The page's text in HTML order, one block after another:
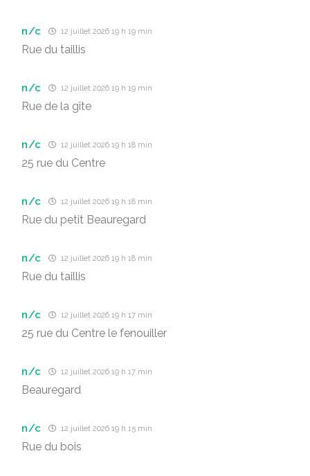
n/c 12 juillet 2026 19 h 19 min
Rue du taillis
n/c 12 juillet 2026 19 h 19 min
Rue de la gîte
n/c 12 juillet 2026 19 h 18 min
25 rue du Centre
n/c 12 juillet 2026 19 h 18 min
Rue du petit Beauregard
n/c 12 juillet 2026 19 h 18 min
Rue du taillis
n/c 12 juillet 2026 19 h 17 min
25 rue du Centre le fenouiller
n/c 12 juillet 2026 19 h 17 min
Beauregard
n/c 12 juillet 2026 19 h 15 min
Rue du bois